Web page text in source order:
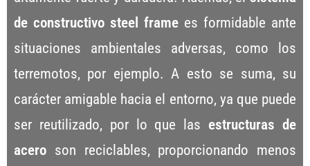
de constructivo steel frame es formidable ante
situaciones ambientales adversas, como los
terremotos, por ejemplo. A esto se suma, su
carácter amigable hacia el entorno, ya que puede
ser reutilizado, por lo que las estructuras de
acero son reciclables, proporcionando menos